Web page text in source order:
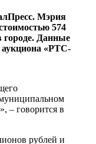
Мэрия
574
городе. Данные
аукциона «РТС-
– говорится в
рублей и